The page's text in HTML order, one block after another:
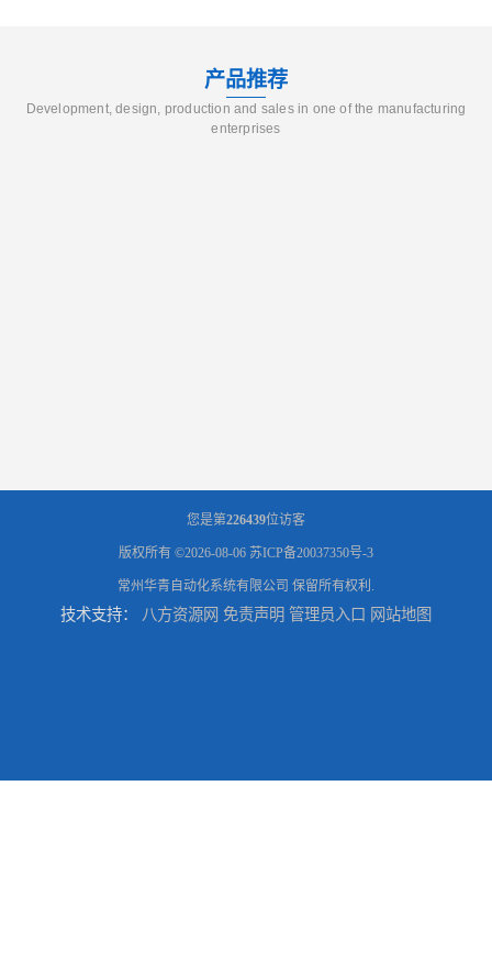
产品推荐
Development, design, production and sales in one of the manufacturing
enterprises
您是第226439位访客
版权所有 ©2026-08-06 苏ICP备20037350号-3
常州华青自动化系统有限公司 保留所有权利.
技术支持： 八方资源网 免责声明 管理员入口 网站地图